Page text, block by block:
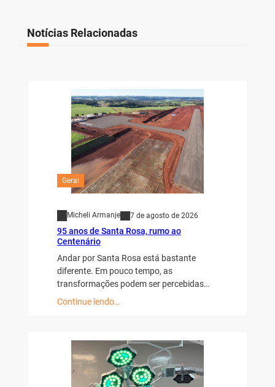
Notícias Relacionadas
Geral
Micheli Armanje 7 de agosto de 2026
95 anos de Santa Rosa, rumo ao
Centenário
Andar por Santa Rosa está bastante
diferente. Em pouco tempo, as
transformações podem ser percebidas…
Continue lendo…